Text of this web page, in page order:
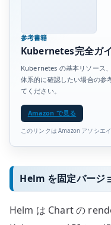
参考書籍
Kubernetes完全ガ
Kubernetes の基本リソース
体系的に確認したい場合の参
てください。
Amazon で見る
このリンクは Amazon アソシエ
Helm を固定バージ
Helm は Chart の